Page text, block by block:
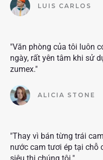
LUIS CARLOS
"Văn phòng của tôi luôn
ngày, rất yên tâm khi sử
zumex."
ALICIA STONE
"Thay vì bán từng trái
nước cam tươi ép tại chỗ
siêu thị chúng tôi."